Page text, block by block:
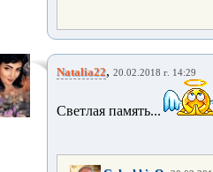
Natalia22, 20.02.2018 г. 14:29
Светлая память...